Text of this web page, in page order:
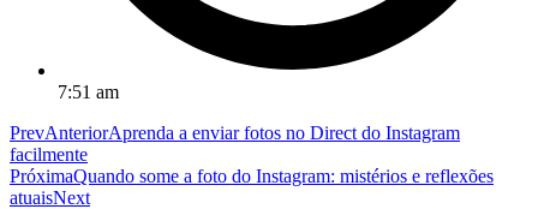
7:51 am
PrevAnteriorAprenda a enviar fotos no Direct do Instagram
facilmente
PróximaQuando some a foto do Instagram: mistérios e reflexões
atuaisNext